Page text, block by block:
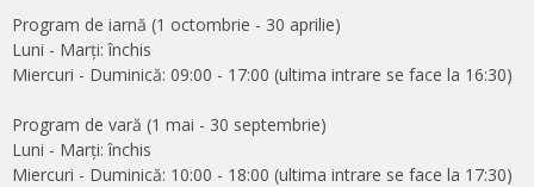
Program de iarnă (1 octombrie - 30 aprilie)
Luni - Marți: închis
Miercuri - Duminică: 09:00 - 17:00 (ultima intrare se face la 16:30)
Program de vară (1 mai - 30 septembrie)
Luni - Marți: închis
Miercuri - Duminică: 10:00 - 18:00 (ultima intrare se face la 17:30)